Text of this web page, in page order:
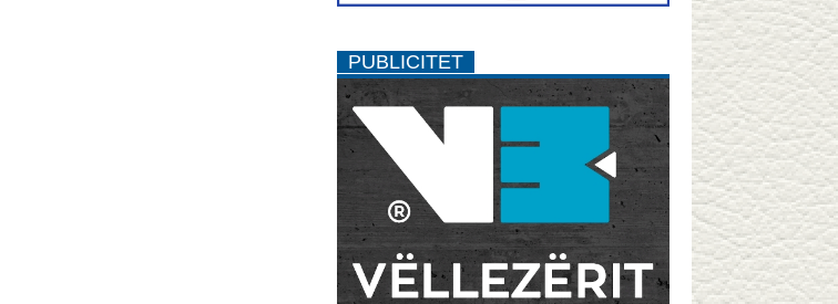
PUBLICITET